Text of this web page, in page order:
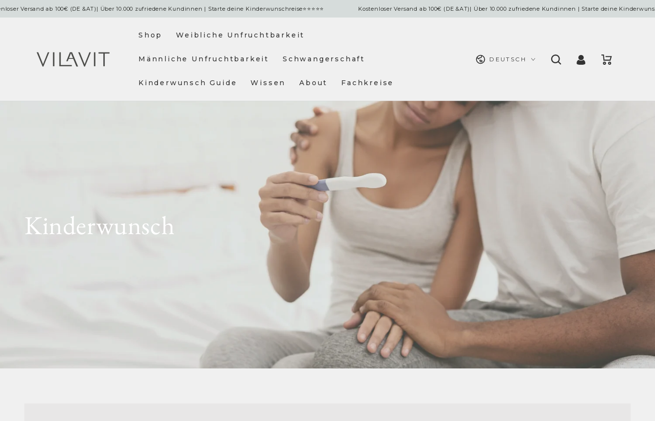
ab 100€ (DE &AT)| Über 10.000 zufriedene Kundinnen | Starte deine Kinderwunschreise⭐⭐⭐⭐⭐ Kostenloser Versand ab 100€ (DE &AT)| Über 10.000 zufriedene Kundinnen | Starte deine Kinderwunschreise
Shop Weibliche Unfruchtbarkeit
Männliche Unfruchtbarkeit Schwangerschaft
Kinderwunsch Guide Wissen About Fachkreise
SpracheDEUTSCH EinloggenWarenkorb
Kinderwunsch